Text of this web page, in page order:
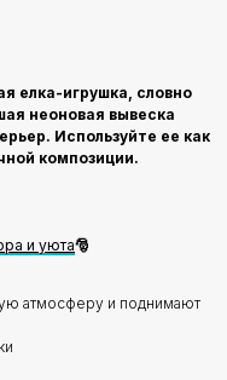
елка-игрушка, словно
неоновая вывеска
Используйте ее как
композиции.
и уюта🎅
атмосферу и поднимают